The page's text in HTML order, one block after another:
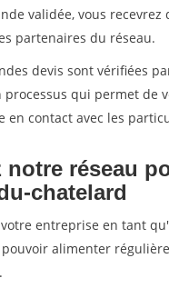
validée, vous
partenaires du réseau.
devis sont vérifiées
qui permet de
en contact avec les
notre réseau
chatelard
entreprise en tant
alimenter